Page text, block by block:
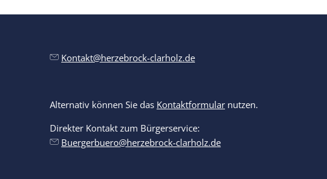
Kontakt@herzebrock-clarholz.de
Alternativ können Sie das Kontaktformular nutzen.
Direkter Kontakt zum Bürgerservice:
Buergerbuero@herzebrock-clarholz.de